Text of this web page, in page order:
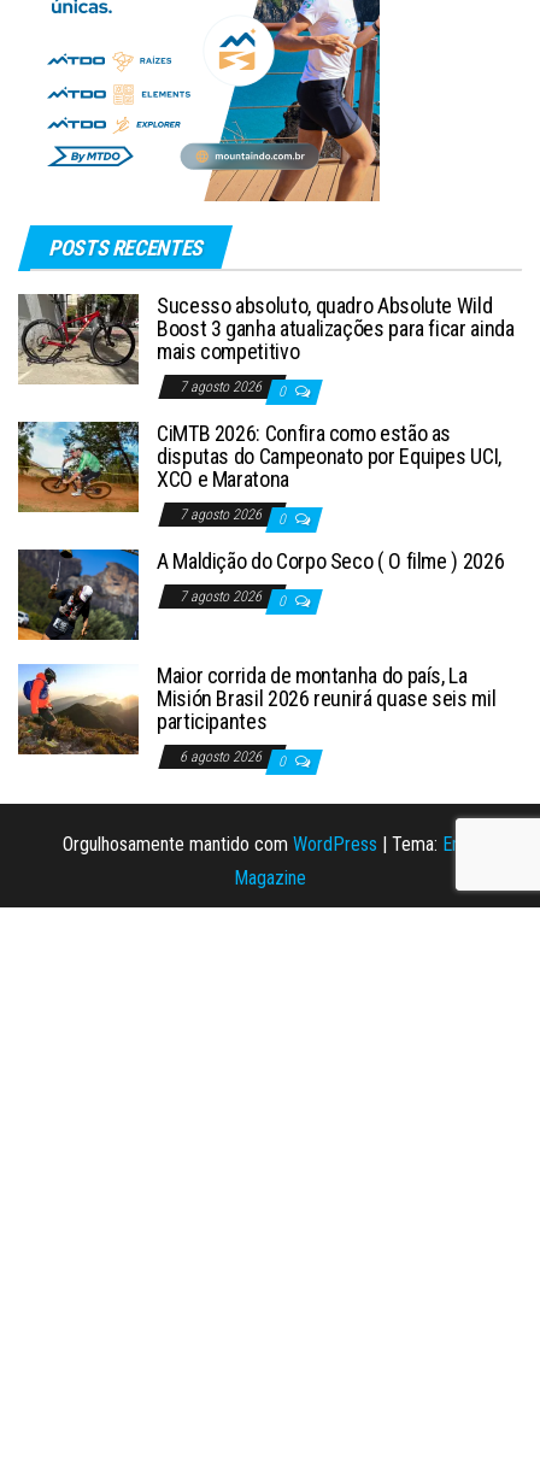
POSTS RECENTES
Sucesso absoluto, quadro Absolute Wild
Boost 3 ganha atualizações para ficar ainda
mais competitivo
7 agosto 2026 0
CiMTB 2026: Confira como estão as
disputas do Campeonato por Equipes UCI,
XCO e Maratona
7 agosto 2026 0
A Maldição do Corpo Seco ( O filme ) 2026
7 agosto 2026 0
Maior corrida de montanha do país, La
Misión Brasil 2026 reunirá quase seis mil
participantes
6 agosto 2026 0
Orgulhosamente mantido com WordPress | Tema: Envo
Magazine